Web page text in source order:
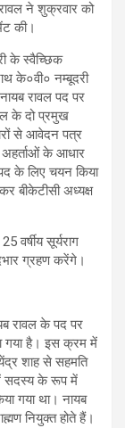
ने शुक्रवार को
की।
के स्वैच्छिक
के०वी० नम्बूदरी
रावल पद पर
के दो प्रमुख
से आवेदन पत्र
अहर्ताओं के आधार
पद के लिए चयन किया
बीकेटीसी अध्यक्ष
वर्षीय सूर्यराग
ग्रहण करेंगे।
रावल के पद पर
गया है। इस क्रम में
शाह से सहमति
में सदस्य के रूप में
गया था। नायब
नियुक्त होते हैं।